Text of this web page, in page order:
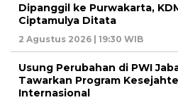
Dipanggil ke Purwakarta,
Ciptamulya Ditata
2 Agustus 2026 | 19:30 WIB
Usung Perubahan di PWI
Tawarkan Program
Internasional